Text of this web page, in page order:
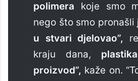
polimera koje smo
nego što smo pronašli
u stvari djelovao”,
kraju dana,
proizvod”, kaže on.